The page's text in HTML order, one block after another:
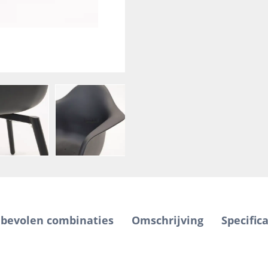
combinaties Omschrijving